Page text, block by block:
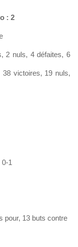
: 2
2 nuls, 4 défaites, 6
victoires, 19 nuls,
1
pour, 13 buts contre